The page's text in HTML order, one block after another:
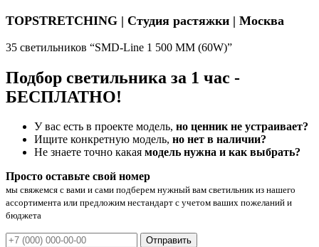
TOPSTRETCHING | Студия растяжки | Москва
35 светильников “SMD-Line 1 500 ММ (60W)”
Подбор светильника за 1 час -
БЕСПЛАТНО!
У вас есть в проекте модель, но ценник не устраивает?
Ищите конкретную модель, но нет в наличии?
Не знаете точно какая модель нужна и как выбрать?
Просто оставьте свой номер
мы свяжемся с вами и сами подберем нужный вам светильник из нашего
ассортимента или предложим нестандарт с учетом ваших пожеланий и
бюджета
Отправить